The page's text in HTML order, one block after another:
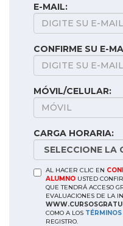
E-MAIL:
CONFIRME SU E-
MÓVIL/CELULAR:
CARGA HORARIA:
AL HACER CLIC EN
ALUMNO USTED
QUE TENDRÁ ACCESO
EVALUACIONES DE LA
COMO A LOS
REGISTRO.